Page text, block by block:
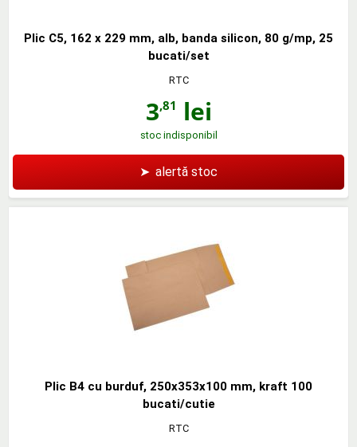
Plic C5, 162 x 229 mm, alb, banda silicon, 80 g/mp, 25
bucati/set
RTC
3,81 lei
stoc indisponibil
➤ alertă stoc
Plic B4 cu burduf, 250x353x100 mm, kraft 100
bucati/cutie
RTC